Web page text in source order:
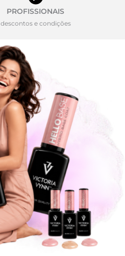
PROFISSIONAIS
descontos e condições